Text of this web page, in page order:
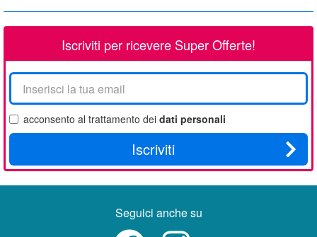
Iscriviti per ricevere Super Offerte!
La
tua
email
acconsento al trattamento dei dati personali
Iscriviti
Seguici anche su